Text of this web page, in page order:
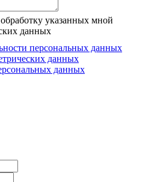
указанных мной
данных
персональных данных
данных
данных